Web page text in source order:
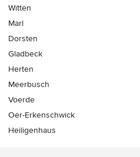
Witten
Marl
Dorsten
Gladbeck
Herten
Meerbusch
Voerde
Oer-Erkenschwick
Heiligenhaus